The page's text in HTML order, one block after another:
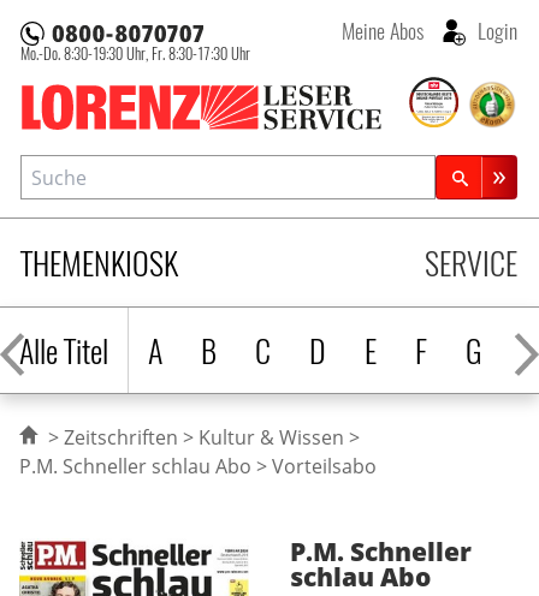
Lorenz Leserservice
Mo.-Do. 8:30-19:30 Uhr, Fr. 8:30-17:30 Uhr
Meine Abos Login
THEMENKIOSK
Alle Titel
A B C D E F G H
SERVICE
Suche
Zeitschriftensuche
Zeitschriften
Kultur & Wissen
P.M. Schneller schlau Abo
Vorteilsabo
P.M. Schneller
schlau Abo